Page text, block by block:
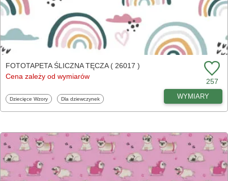
FOTOTAPETA ŚLICZNA TĘCZA ( 26017 )
Cena zależy od wymiarów
257
Fototapety
Dziecięce Wzory Fototapety
Dla dziewczynek WYMIARY